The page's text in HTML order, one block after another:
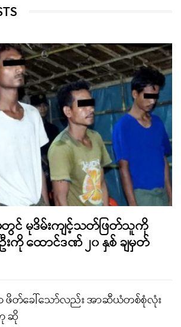
မှုတွင် မုဒိမ်းကျင့်သတ်ဖြတ်သူကို
ကို ထောင်ဒဏ် ၂၀ နှစ် ချမှတ်
ဖိတ်ခေါ်သော်လည်း အာဆီယံတစ်စုံလုံး
ဆို